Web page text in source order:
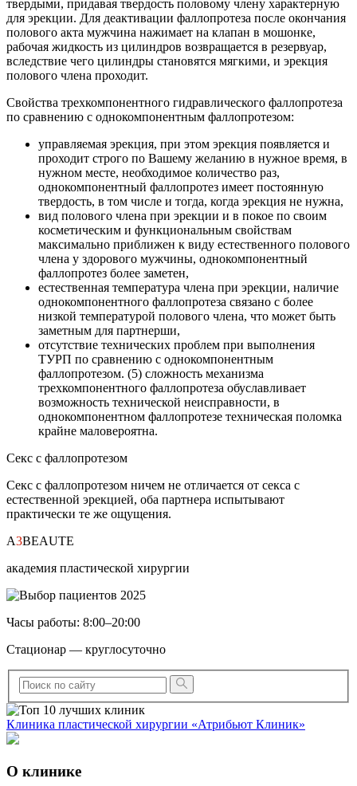
твердыми, придавая твердость половому члену характерную
для эрекции. Для деактивации фаллопротеза после окончания
полового акта мужчина нажимает на клапан в мошонке,
рабочая жидкость из цилиндров возвращается в резервуар,
вследствие чего цилиндры становятся мягкими, и эрекция
полового члена проходит.
Свойства трехкомпонентного гидравлического фаллопротеза
по сравнению с однокомпонентным фаллопротезом:
управляемая эрекция, при этом эрекция появляется и
проходит строго по Вашему желанию в нужное время, в
нужном месте, необходимое количество раз,
однокомпонентный фаллопротез имеет постоянную
твердость, в том числе и тогда, когда эрекция не нужна,
вид полового члена при эрекции и в покое по своим
косметическим и функциональным свойствам
максимально приближен к виду естественного полового
члена у здорового мужчины, однокомпонентный
фаллопротез более заметен,
естественная температура члена при эрекции, наличие
однокомпонентного фаллопротеза связано с более
низкой температурой полового члена, что может быть
заметным для партнерши,
отсутствие технических проблем при выполнения
ТУРП по сравнению с однокомпонентным
фаллопротезом. (5) сложность механизма
трехкомпонентного фаллопротеза обуславливает
возможность технической неисправности, в
однокомпонентном фаллопротезе техническая поломка
крайне маловероятна.
Секс с фаллопротезом
Секс с фаллопротезом ничем не отличается от секса с
естественной эрекцией, оба партнера испытывают
практически те же ощущения.
A3BEAUTE
академия пластической хирургии
Часы работы: 8:00–20:00
Стационар — круглосуточно
Клиника пластической хирургии «Атрибьют Клиник»
О клинике